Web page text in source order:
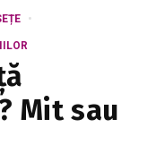
Mit sau